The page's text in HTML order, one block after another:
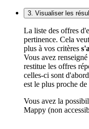
3. Visualiser les
La liste des offres
pertinence. Cela
plus à vos critères
Vous avez
restitue les offres
celles-ci sont
est le plus proche
Vous avez la
Mappy (non